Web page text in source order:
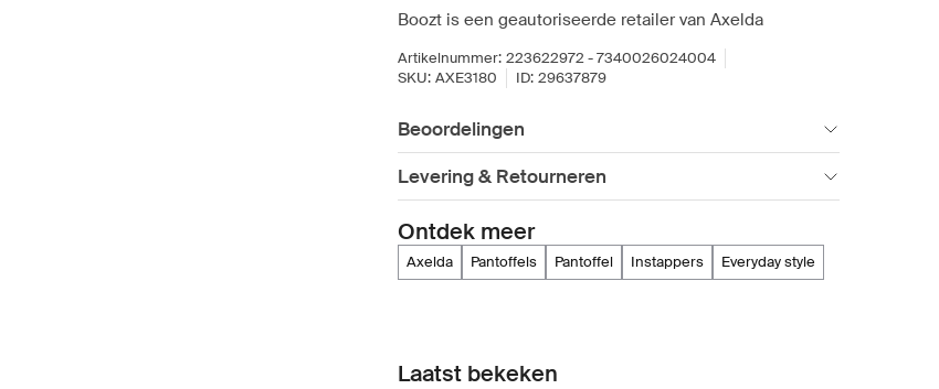
Boozt is een geautoriseerde retailer van Axelda
Artikelnummer: 223622972 - 7340026024004
SKU: AXE3180 ID: 29637879
Beoordelingen
Levering & Retourneren
Ontdek meer
axelda pantoffels pantoffel instappers everyday style
Laatst bekeken